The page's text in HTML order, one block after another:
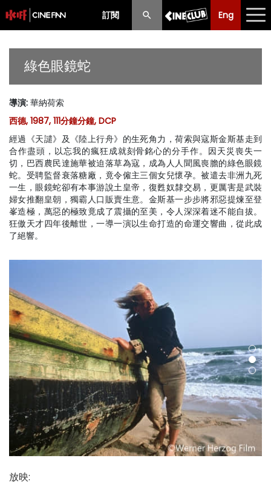
訂閱 Eng
Eng 中文
節目
購票須知
優惠計劃
前期節目
綠色眼鏡蛇
導演: 華納荷索
西德, 1987, 111分鐘分鐘, DCP
經過《天譴》及《陸上行舟》的生死角力，荷索與寇斯金斯基走到
合作盡頭，以忘我的瘋狂成就刻骨銘心的分手作。因天災喪失一
切，巴西農民達施華被迫落草為寇，成為人人聞風喪膽的綠色眼鏡
蛇。受聘監督衰落糖廠，竟令僱主三個女兒懷孕。被遣去非洲九死
一生，眼鏡蛇卻有本事游說土皇帝，復甦奴隸交易，更厲害是武裝
婦女推翻皇朝，獨霸人口販賣生意。金斯基一步步將邪惡提煉至登
峯造極，萬惡的極致竟成了震攝的至美，令人深深着迷不能自拔。
狂傲天才四年後離世，一導一演以生命打造的命運交響曲，從此成
了絕響。
放映: